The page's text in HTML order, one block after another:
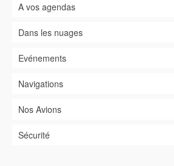
A vos agendas
Dans les nuages
Evénements
Navigations
Nos Avions
Sécurité